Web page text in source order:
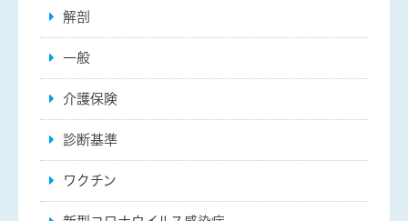
解剖
一般
介護保険
診断基準
ワクチン